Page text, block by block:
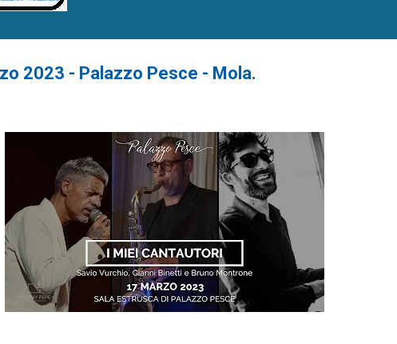
2023 - Palazzo Pesce - Mola.